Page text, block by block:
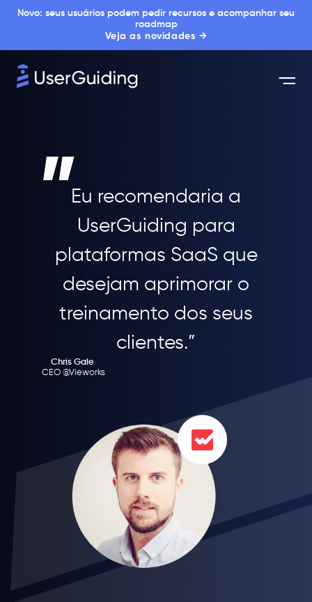
Novo: seus usuários podem pedir recursos e acompanhar seu
roadmap
Veja as novidades →
Eu recomendaria a
UserGuiding para
plataformas SaaS que
desejam aprimorar o
treinamento dos seus
clientes.”
Chris Gale
CEO @Vieworks